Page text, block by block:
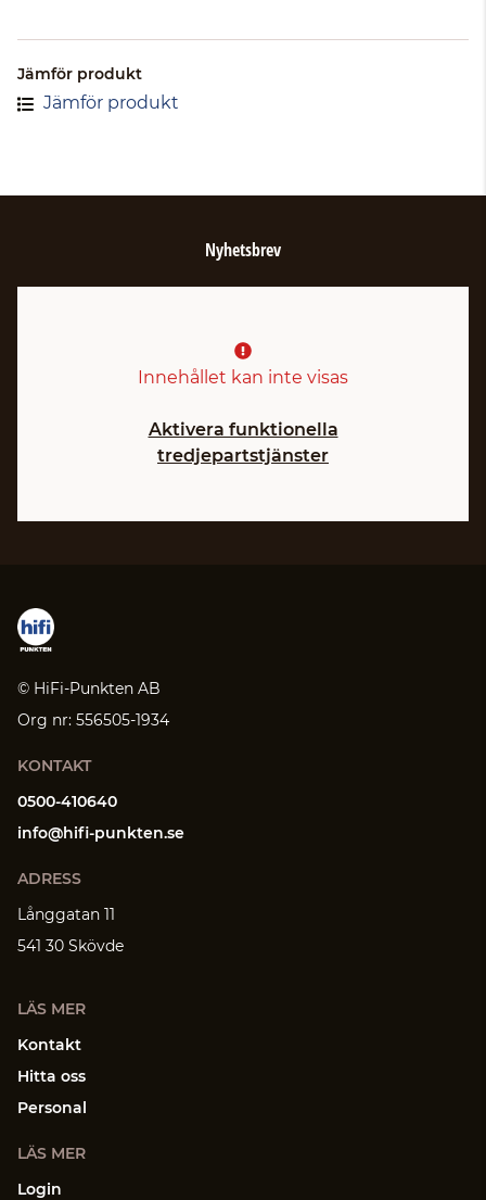
Jämför produkt
Jämför produkt
Nyhetsbrev
Innehållet kan inte visas
Aktivera funktionella
tredjepartstjänster
© HiFi-Punkten AB
Org nr: 556505-1934
KONTAKT
0500-410640
info@hifi-punkten.se
ADRESS
Långgatan 11
541 30 Skövde
LÄS MER
Kontakt
Hitta oss
Personal
LÄS MER
Login